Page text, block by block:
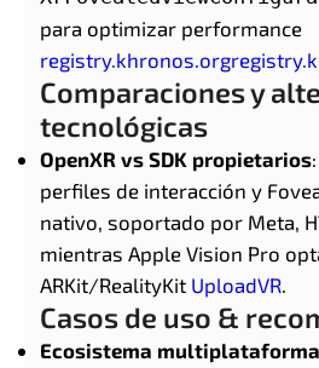
para optimizar performance
registry.khronos.org
Comparaciones y
tecnológicas
OpenXR vs SDK propietarios
perfiles de interacción y
nativo, soportado por Meta,
mientras Apple Vision Pro
ARKit/RealityKit UploadVR.
Casos de uso &
Ecosistema multiplataforma